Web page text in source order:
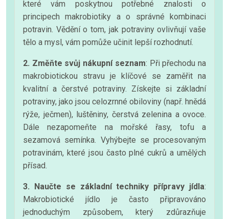
které vám poskytnou potřebné znalosti o
principech makrobiotiky a o správné kombinaci
potravin. Vědění o tom, jak potraviny ovlivňují vaše
tělo a mysl, vám pomůže učinit lepší rozhodnutí.
2. Změňte svůj nákupní seznam: Při přechodu na
makrobiotickou stravu je klíčové se zaměřit na
kvalitní a čerstvé potraviny. Získejte si základní
potraviny, jako jsou celozrnné obiloviny (např. hnědá
rýže, ječmen), luštěniny, čerstvá zelenina a ovoce.
Dále nezapomeňte na mořské řasy, tofu a
sezamová semínka. Vyhýbejte se procesovaným
potravinám, které jsou často plné cukrů a umělých
přísad.
3. Naučte se základní techniky přípravy jídla:
Makrobiotické jídlo je často připravováno
jednoduchým způsobem, který zdůrazňuje